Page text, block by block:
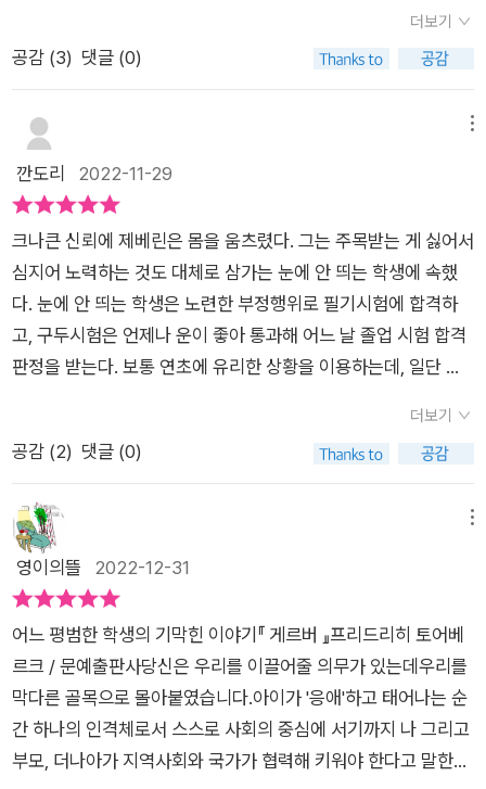
지 않은가? 그 시기의 아이들에게는 어른들이 보기에 아무것도
아닌 것 같은 그 시험이 인생 최대의 고비일테니까 말이다.그 시
성이 있었을 텐데 그런 감성을 작가가 너무 잘 표현했다고 본다.
지금 성인이 된 내가 보기에 아무것도 아닌 하찮을 정도로 보이는
문제들이 게르버가 느끼는 고민의 무게와는 분명 다를 것이다. 그
런 점들을 저자는 생생하고 강렬하게 글로 표현해놓았다. 있으면
안 되지만 쿠퍼 같은 교사도 아직 어딘가에 분명 있을 테고, 부모
들은 아이들의 문제로 고민하고 자녀와 다투며 또 다른 고민들을
할 것이다. 학생들이 겪는 학업의 어려움과 또래관계, 불평등과
부정당하는 경험들 그리고 모든 것들이 다 내 맘 같지 않다고 느
껴지는 세상은 언제쯤 변할 수 있을까?누구나 경험하기에 평범
억으로 남기에 기막힌 이야기인 게르버를 교사, 부모, 학생 모두
에게 필독하기를 추천해 본다.
이 바로 게르버에게는 가해자였다. ​아무것도 하지 않고 순응하는
자가 무슨 잘못이냐고? 누군가가 묻는 소리가 들린다. 그저 시대
에 따르고 대세에 따랐을 뿐인데 왜 쿠퍼 교수 이외의 자가 게르
버에게 가해자냐고 말이다. 하지만 그것, 즉 아무것도 하지 않는
것은 바로 희망의 부재, 내일의 부재이다. 그리고 아무런 행동도
하지 않음으로 그들은 동조의 죄를 짓고 있는 것이다.​게르버에게
것이다. 게르버의 선택에는 희망의 부재, 내일의 부재가 있다. 가
르치고 배우는 일은 바로 희망을 말하는 일이다. 아직도 세상은
살만하다고, 너는 가치 있는 존재라고 온몸으로 체험하는 일이다.
하지만 바로 그 가르침이 무기가 되어 오히려 희망을 꺾고 있다.
게르버는 결국 그 희망이 없음에 좌절한 것이다.
한다는 한계를 깨달았기 때문이다. 학교 밖 일반인들은 그의 뛰어
난 수학적 능력에 존경심은 물론 관심도 없었다. 그렇기에 학교는
있는, 유일한 공간이었다. ㅡ 소설은 우리가 그동안 겪어왔던 입
시 교실의 모습을 그대로 보여준다. 과목별 선생마다 졸업시험
(이것으로 대학 입학이 결정된다)을 강조하고, 터질듯한 긴장감
으로 인해 예민해진 학생들 사이에서는 갈등이 반복된다. 동급생
의 죽음을 앞에 두고 친구에 대한 애도보다 다음 수학 필기시험이
더 우선한다. 개개인 각자가 가진 재능과 개성을 무시한 채 오로
지 성적 하나만으로 '우수'와 '미흡'을 규정지으며, 단 한 번의 입
학 시험으로 그동안 살아온, 그리고 앞으로 살아갈 미래를 함부로
재단할 뿐 아니라 목전에 있는 시험을 위해서는 우정이나 동정 따
의 모습은 백 년 전 오스트리아와 현재의 대한민국이 별반 다르지
않다. 적어도 스스로 당당하다는 자부심은 있어야 함에도 쿠퍼
교수의 부당함에 불평하고 실패한 결과를 놓고 다른 실패 때문이
라고 변명하기에 급급하며, 정직함과 자제심과 줏대조차 없는 본
인의 모습을 보면서 쿠르트는 점점 스스로에 대해 가치 없고 쓸모
없고 불필요한 존재라고 여긴다. 자신에게 절망해 자조처럼 읊조
는데, 이는 안타깝다는 말로는 부족하다. ㅡ 소설 중반부까지는
쿠퍼 교수만을 악당처럼 그려지는데, 후반부로 갈수록 다른 교사
들 역시 정도의 차이일 뿐 비겁하기는 마찬가지다. 쿠퍼는 변함없
이 독재자의 펜을 휘둘렀고, 그가 겨냥한 화살은 거의 전부 쿠르
트 게르버를 향했다. 원래 학생에게 내리는 구류 처분은 교수회의
격은 전국 모든 대학에서 공부할 수 있는 능력을 지녔다고 여겨졌
다.​8세부터 시작해 19세가 될 때까지 12년이라는 오랜 시간을 학
라 한 사람의 인생이 좌지우지되는 것이다.​누가 그들에게 한 인간
의 삶을 결정할 권리를 주었을까? 그 자격을 결정하는 사람은 누
구인가? ​'오직 당신, 교수님이시죠! …… 임신 초기의 태아가 세상
럴 수 있다고 해도 누가, 누가, 대체 누가 태아에게 자격이 없다고
말할 권리가 있을까요?' p.242-243​​ 한 교수는 게르버를 재능이
많고 오래전 학교 수준을 벗어난 젊은이라 말한다. 그리고 그의
반항적인 모습은 단지 젊은이의 자연스러운 기질에서 오는 거며,
학교가 주는 기회가 충분하지 않은 거라 말한다.​하지만 학생들 사
이에서 신으로 거닐고 싶었던 절대적 권위를 지닌 수학 교수 쿠퍼
신(神)은 게르버가 자신의 수업에서 웃을 일이 없을 거라 말하며
지에게 대놓고. ​​동일한 인물 게르버를 두고 다른 말을 하는 교수
들. 그들의 견해에 따라 달라지는 결과.​누구의 말이 맞는 것일
까? 과연 이 상황에서 아주 중요한 학년 '졸업반'이 된 게르버가
무엇을 할 수 있었을까?​교수로부터 졸업 시험에 대해 합격 판정
을 받아야 했던 그가 말이다. 그럼에도 불구하고 그가 이 상황을
잘 헤쳐나가길 응원했다. 그리고 절대 권력에 푹 빠진 교수 쿠퍼
신에게 K.O를 날려주길 바랐다. ​때론 그가 이성 친구로 인해 방
황하고 학업에 충실한 모습을 보이지 않을 때면 절로 잔소리를 하
게 만들었지만 그 또한 청소년이었으니 또 이해가 되던 웃픈 상황
더보기
공감 (3) 댓글 (0)
깐도리 2022-11-29
크나큰 신뢰에 제베린은 몸을 움츠렸다. 그는 주목받는 게 싫어서
심지어 노력하는 것도 대체로 삼가는 눈에 안 띄는 학생에 속했
다. 눈에 안 띄는 학생은 노련한 부정행위로 필기시험에 합격하
고, 구두시험은 언제나 운이 좋아 통과해 어느 날 졸업 시험 합격
판정을 받는다. 보통 연초에 유리한 상황을 이용하는데, 일단 좋
-)해마다 그의 성적표는 매우 우수로 도배되가시피 했는데 특별
히 더 빛나는 과목이 없고 모든 과목에서 똑같이 빛났기에 오히려
력파도 공붓벌레도 아니었으며, 기타 다른 비난도 할 수 없는 훌
륭한 학생의 전형이었다. 자신의 신념을 가지고 있어도 성공한 그
는 어느 모로 보나 천재였다. 그는 요제프 벤다였다. (-145-)마지
관련된 건 아닙니다!' 벤다가 확인한다.'말해요!' 쿠퍼가 참지 못하
고 나직이 쉭쉭 거린다.벤다는 느릿느릿 진지하게 말한다.'아까
제가 잘못 생각했습니다. 교수님. 오줌을 참아서 죽은 사람은 요
하네스 케플러가 아니라 티코 드 브라헤 입니다.'웃는 사람은 아
무도 없었다. 하지만 옆으로 돌린 쿠퍼의 참담한 얼어굴에 처음
더보기
공감 (2) 댓글 (0)
영이의뜰 2022-12-31
어느 평범한 학생의 기막힌 이야기『 게르버 』프리드리히 토어베
르크 / 문예출판사당신은 우리를 이끌어줄 의무가 있는데우리를
막다른 골목으로 몰아붙였습니다.아이가 '응애'하고 태어나는 순
간 하나의 인격체로서 스스로 사회의 중심에 서기까지 나 그리고
부모, 더나아가 지역사회와 국가가 협력해 키워야 한다고 말한다.